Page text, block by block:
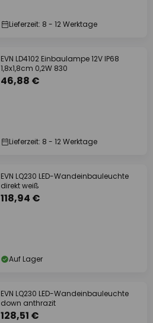
Lieferzeit: 8 - 12 Werktage
EVN LD4102 Einbaulampe 12V IP68
1,8x1,8cm 0,2W 830
46,88 €
Lieferzeit: 8 - 12 Werktage
EVN LQ230 LED-Wandeinbauleuchte
direkt weiß
118,94 €
Auf Lager
EVN LQ230 LED-Wandeinbauleuchte
down anthrazit
128,51 €